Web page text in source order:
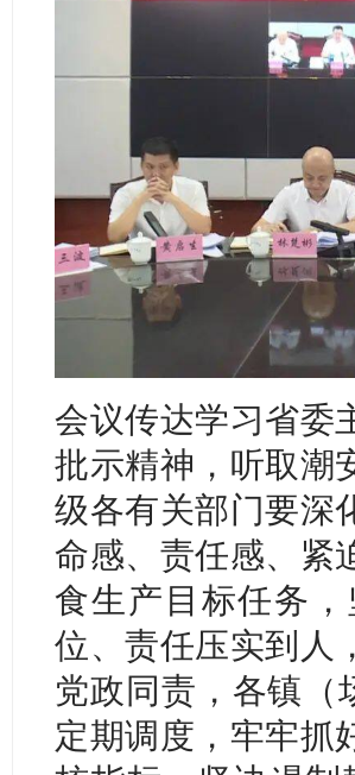
会议传达学习省委
批示精神，听取潮
级各有关部门要深
命感、责任感、紧
食生产目标任务
位、责任压实到人
党政同责，各镇（
定期调度，牢牢抓